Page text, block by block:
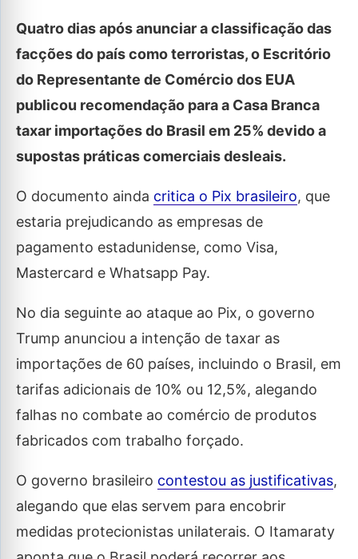
Quatro dias após anunciar a classificação das
facções do país como terroristas, o Escritório
do Representante de Comércio dos EUA
publicou recomendação para a Casa Branca
taxar importações do Brasil em 25% devido a
supostas práticas comerciais desleais.
O documento ainda critica o Pix brasileiro, que
estaria prejudicando as empresas de
pagamento estadunidense, como Visa,
Mastercard e Whatsapp Pay.
No dia seguinte ao ataque ao Pix, o governo
Trump anunciou a intenção de taxar as
importações de 60 países, incluindo o Brasil, em
tarifas adicionais de 10% ou 12,5%, alegando
falhas no combate ao comércio de produtos
fabricados com trabalho forçado.
O governo brasileiro contestou as justificativas,
alegando que elas servem para encobrir
medidas protecionistas unilaterais. O Itamaraty